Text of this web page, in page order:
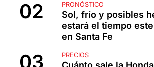
PRONÓSTICO
Sol, frío y posibles
estará el tiempo
en Santa Fe
PRECIOS